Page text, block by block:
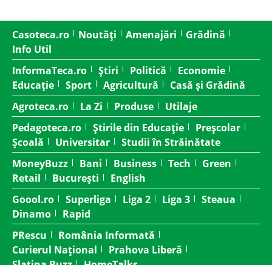
Casoteca.ro Noutăți Amenajări
Grădină
Info Util
InformaTeca.ro
Știri Politică
Economie
Educație
Sport Agricultură
Casă și Grădină
Agroteca.ro
La Zi Produse
Utilaje
Pedagoteca.ro
Știrile din Educație
Preșcolar
Școală
Universitar
Studii în Străinătate
MoneyBuzz
Bani Business Tech
Green
Retail
București
English
Goool.ro
Superliga Liga 2 Liga 3
Steaua
Dinamo
Rapid
PRescu
România Informată
Curierul Național
Prahova Liberă